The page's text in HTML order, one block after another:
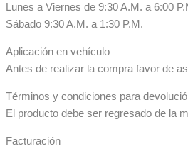
Lunes a Viernes de 9:30 A.M. a 6:00
Sábado 9:30 A.M. a 1:30 P.M.
Aplicación en vehículo
Antes de realizar la compra favor de
Términos y condiciones para
El producto debe ser regresado de la
Facturación